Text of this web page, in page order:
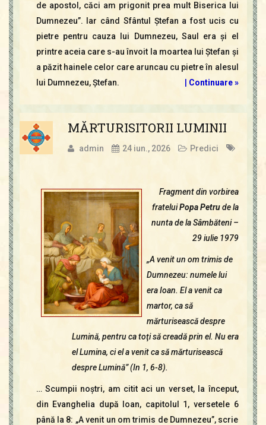
de apostol, căci am prigonit prea mult Biserica lui
Dumnezeu”. Iar când Sfântul Ştefan a fost ucis cu
pietre pentru cauza lui Dumnezeu, Saul era şi el
printre aceia care s-au învoit la moartea lui Ştefan şi
a păzit hainele celor care aruncau cu pietre în alesul
lui Dumnezeu, Ştefan.
Continuare »
MĂRTURISITORII LUMINII
admin 24 iun., 2026 Predici
Fragment din vorbirea
frateluiPopa Petrude la
nunta de la Sâmbăteni –
29 iulie 1979
„A venit un om trimis de
Dumnezeu: numele lui
era Ioan. El a venit ca
martor, ca să
mărturisească despre
Lumină, pentru ca toţi să creadă prin el. Nu era
el Lumina, ci el a venit ca să mărturisească
despre Lumină” (In 1, 6-8).
… Scumpii noştri, am citit aci un verset, la început,
din Evanghelia după Ioan, capitolul 1, versetele 6
până la 8: „A venit un om trimis de Dumnezeu”, scrie